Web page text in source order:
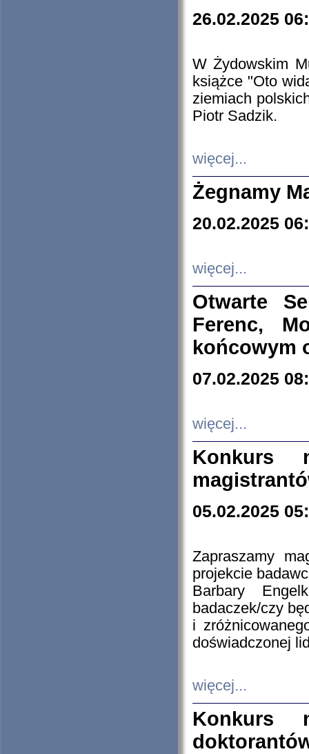
26.02.2025
W Żydowskim
książce "Oto
ziemiach
Piotr Sadzik.
więcej...
Żegnamy
20.02.2025
więcej...
Otwarte
Ferenc,
końcowym
07.02.2025
więcej...
Konkurs
05.02.2025
Zapraszamy
projekcie
Barbary
badaczek/czy
i
doświadczonej
więcej...
Konkurs